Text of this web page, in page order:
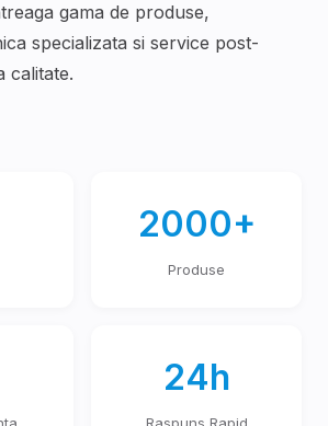
gama de produse,
specializata si service post-
calitate.
2000+
Produse
24h